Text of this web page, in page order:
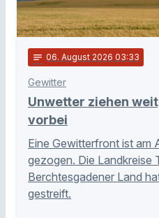
notes 06. August 2026 03:33
Gewitter
Unwetter ziehen
vorbei
Eine Gewitterfront ist am
gezogen. Die Landkreise
Berchtesgadener Land
gestreift.